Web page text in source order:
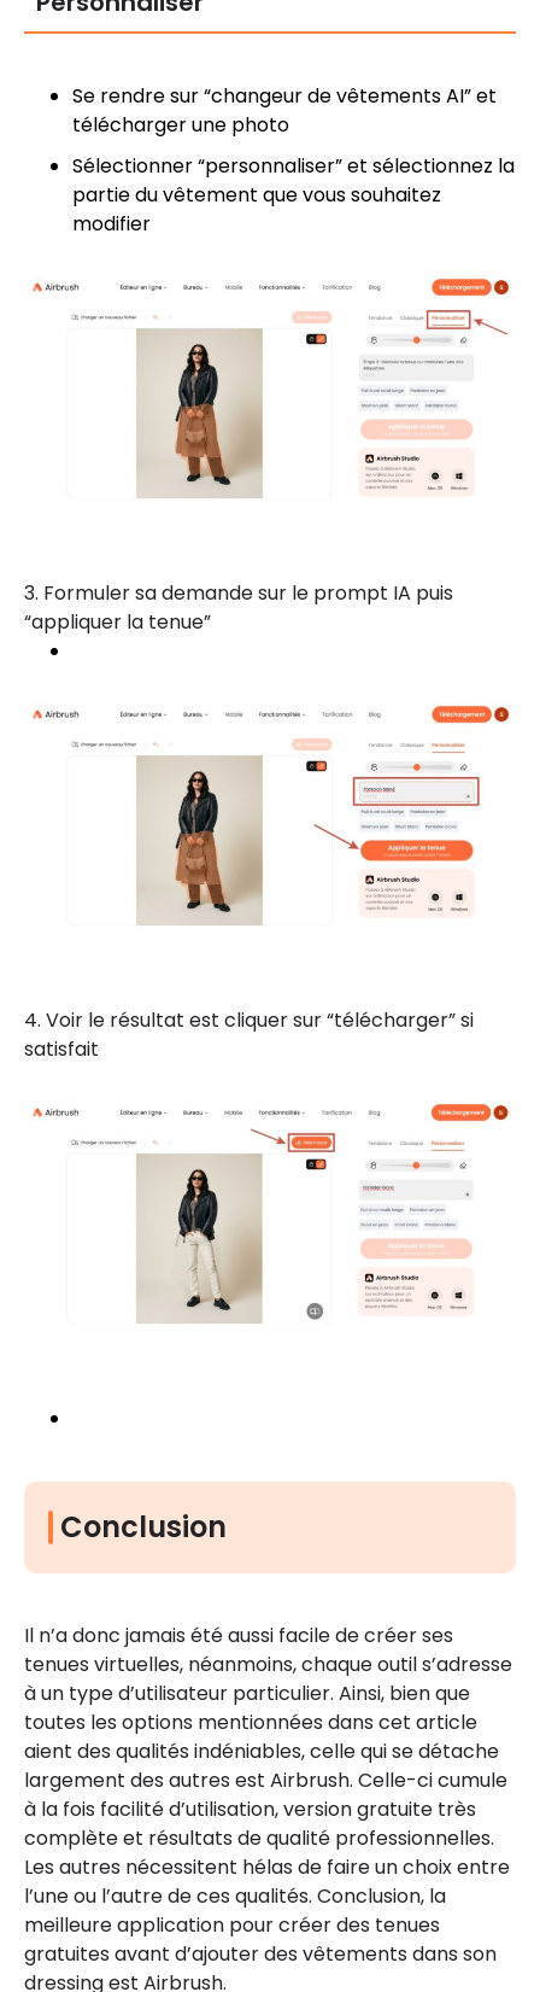
Se rendre sur “changeur de vêtements AI” et
télécharger une photo
Sélectionner “personnaliser” et sélectionnez la
partie du vêtement que vous souhaitez
modifier
3. Formuler sa demande sur le prompt IA puis
“appliquer la tenue”
4. Voir le résultat est cliquer sur “télécharger” si
satisfait
Conclusion
Il n’a donc jamais été aussi facile de créer ses
tenues virtuelles, néanmoins, chaque outil s’adresse
à un type d’utilisateur particulier. Ainsi, bien que
toutes les options mentionnées dans cet article
aient des qualités indéniables, celle qui se détache
largement des autres est Airbrush. Celle-ci cumule
à la fois facilité d’utilisation, version gratuite très
complète et résultats de qualité professionnelles.
Les autres nécessitent hélas de faire un choix entre
l’une ou l’autre de ces qualités. Conclusion, la
meilleure application pour créer des tenues
gratuites avant d’ajouter des vêtements dans son
dressing est Airbrush.